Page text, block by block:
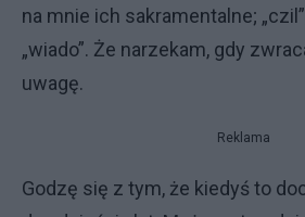
na mnie ich sakramentalne;
„wiado”. Że narzekam, gdy
uwagę.
Reklama
Godzę się z tym, że kiedyś to